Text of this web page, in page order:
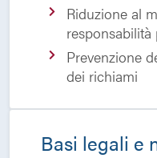
Riduzione al
Prevenzione
dei richiami
Basi legali e